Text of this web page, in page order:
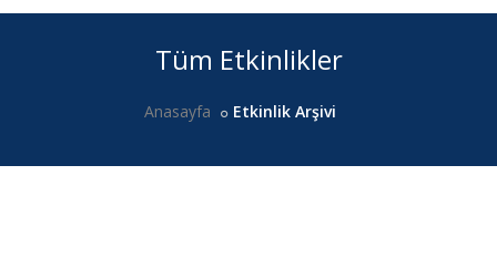
Tüm Etkinlikler
Anasayfa Etkinlik Arşivi